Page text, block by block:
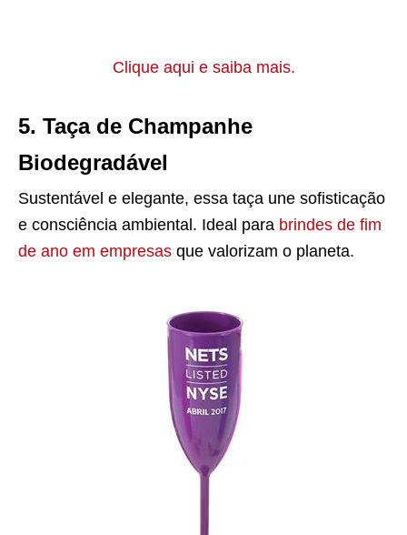
Clique aqui e saiba mais.
5. Taça de Champanhe
Biodegradável
Sustentável e elegante, essa taça une sofisticação
e consciência ambiental. Ideal para brindes de fim
de ano em empresas que valorizam o planeta.